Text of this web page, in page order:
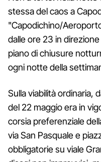
stessa del caos a
"Capodichino/
dalle ore 23 in
piano di chiusure
ogni notte della
Sulla viabilità ordinaria,
del 22 maggio era in
corsia preferenziale
via San Pasquale e
obbligatorie su viale